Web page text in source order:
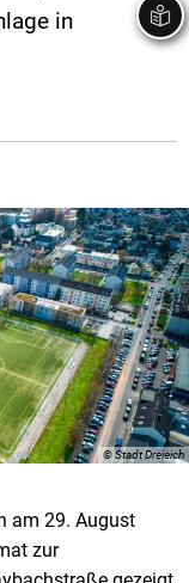
in
© Stadt Dreieich
am 29. August
zur